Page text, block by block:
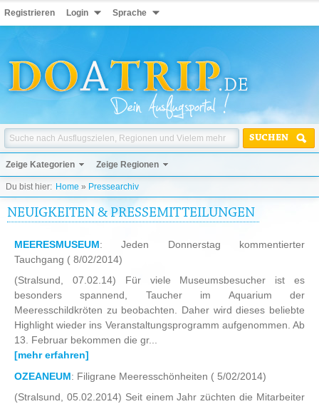
Registrieren Login Sprache
SUCHEN
Zeige Kategorien Zeige Regionen
Du bist hier: Home » Pressearchiv
NEUIGKEITEN & PRESSEMITTEILUNGEN
MEERESMUSEUM: Jeden Donnerstag kommentierter
Tauchgang ( 8/02/2014)
(Stralsund, 07.02.14) Für viele Museumsbesucher ist es
besonders spannend, Taucher im Aquarium der
Meeresschildkröten zu beobachten. Daher wird dieses beliebte
Highlight wieder ins Veranstaltungsprogramm aufgenommen. Ab
13. Februar bekommen die gr...
[mehr erfahren]
OZEANEUM: Filigrane Meeresschönheiten ( 5/02/2014)
(Stralsund, 05.02.2014) Seit einem Jahr züchten die Mitarbeiter